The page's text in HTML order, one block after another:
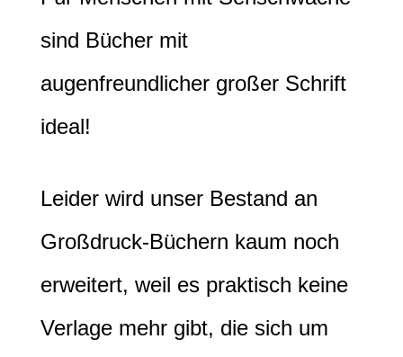
sind Bücher mit
augenfreundlicher großer Schrift
ideal!
Leider wird unser Bestand an
Großdruck-Büchern kaum noch
erweitert, weil es praktisch keine
Verlage mehr gibt, die sich um